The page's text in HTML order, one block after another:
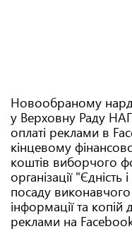
Новообраному
у Верховну Раду
оплаті реклами в
кінцевому
коштів виборчого
організації
посаду
інформації та
реклами на